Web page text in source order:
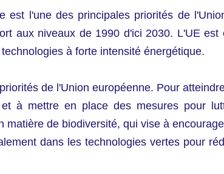
l'une des principales priorités de
aux niveaux de 1990 d'ici 2030. L'UE
à forte intensité énergétique.
de l'Union européenne. Pour
à mettre en place des mesures pour
de biodiversité, qui vise à
dans les technologies vertes pour